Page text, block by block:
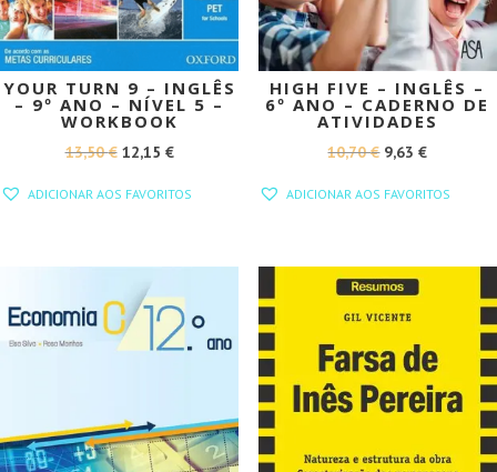
YOUR TURN 9 – INGLÊS
– 9º ANO – NÍVEL 5 –
WORKBOOK
13,50€ O
13,50 €.
12,15 €O
12,15 €.
ADICIONAR AOS FAVORITOS
HIGH FIVE – INGLÊS –
6º ANO – CADERNO DE
ATIVIDADES
10,70€ O
10,70 €.
9,63€O
9,63 €.
ADICIONAR AOS FAVORITOS
PROMOÇÃO!